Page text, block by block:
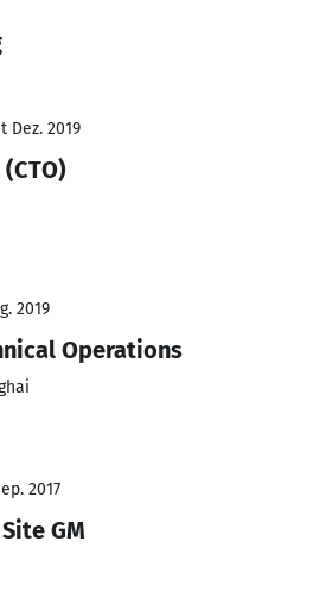
Dez. 2019
2019
Operations
2017
GM